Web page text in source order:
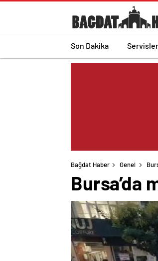
Son Dakika Servisler
Bağdat Haber Genel
Bursa’da